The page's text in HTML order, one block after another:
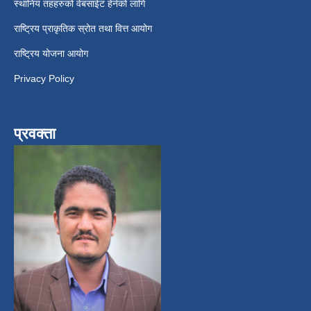
स्थानिय तहहरुको वेबसाईट हेर्नको लागि
राष्ट्रिय प्राकृतिक स्रोत तथा वित्त आयोग
राष्ट्रिय योजना आयोग
Privacy Policy
प्रवक्ता